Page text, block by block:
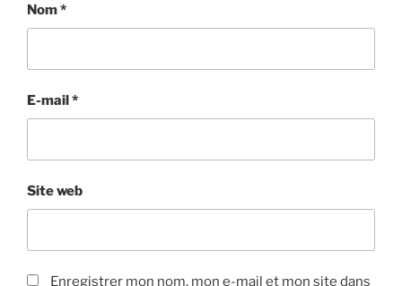
Nom*
E-mail*
Site web
Enregistrer mon nom, mon e-mail et mon site dans